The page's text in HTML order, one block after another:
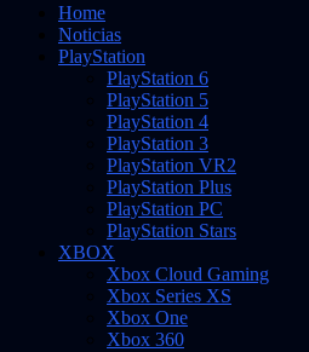
Home
Noticias
PlayStation
PlayStation 6
PlayStation 5
PlayStation 4
PlayStation 3
PlayStation VR2
PlayStation Plus
PlayStation PC
PlayStation Stars
XBOX
Xbox Cloud Gaming
Xbox Series XS
Xbox One
Xbox 360